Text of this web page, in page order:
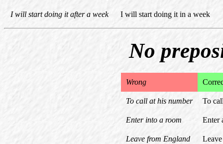
I will start doing it after a week I will start doing it in a week
No
Wrong
To call at his number To
Enter into a room Enter
Leave from England